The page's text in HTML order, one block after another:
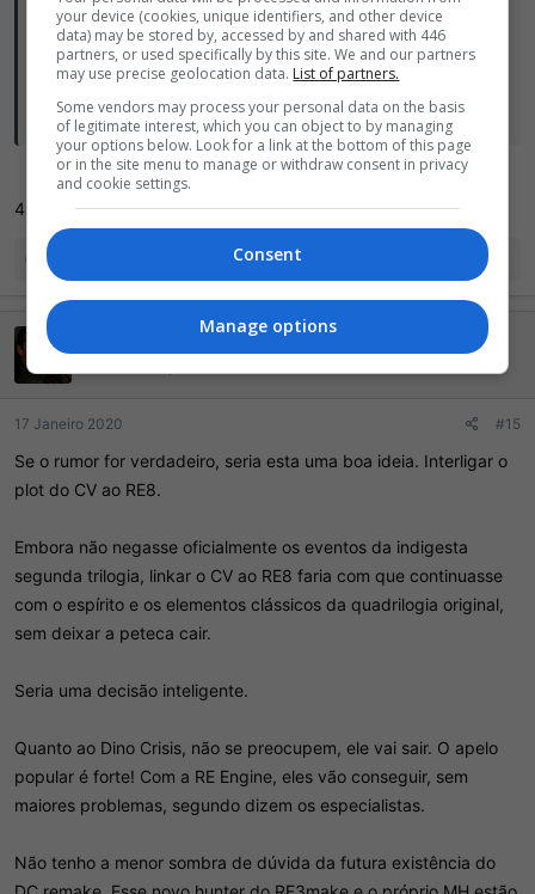
OUTKAST disse:
Concordo contigo... O 4/5/6 tem que ser esquecidos!
Que continuem a história do CV pra frente, melhorando tudo...
4,5 e 6 nem Resident Evil são só usam o nome da série.
e
a
s
Prydze 9 outros
17 Janeiro 2020 #15
Se o rumor for verdadeiro, seria esta uma boa ideia. Interligar o
plot do CV ao RE8.
Embora não negasse oficialmente os eventos da indigesta
segunda trilogia, linkar o CV ao RE8 faria com que continuasse
com o espírito e os elementos clássicos da quadrilogia original,
sem deixar a peteca cair.
Seria uma decisão inteligente.
Quanto ao Dino Crisis, não se preocupem, ele vai sair. O apelo
popular é forte! Com a RE Engine, eles vão conseguir, sem
maiores problemas, segundo dizem os especialistas.
Não tenho a menor sombra de dúvida da futura existência do
your device (cookies, unique identifiers, and other device
data) may be stored by, accessed by and shared with 446
partners, or used specifically by this site. We and our partners
may use precise geolocation data. List of partners.
Some vendors may process your personal data on the basis
of legitimate interest, which you can object to by managing
your options below. Look for a link at the bottom of this page
or in the site menu to manage or withdraw consent in privacy
and cookie settings.
Consent
Manage options